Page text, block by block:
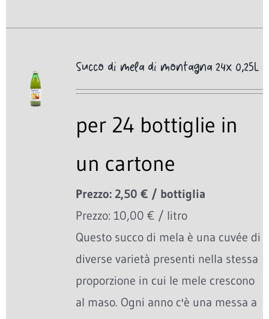
Succo di mela di montagna 24x 0,25L
per 24 bottiglie in
un cartone
Prezzo: 2,50 € / bottiglia
Prezzo: 10,00 € / litro
Questo succo di mela è una cuvée di
diverse varietà presenti nella stessa
proporzione in cui le mele crescono
al maso. Ogni anno c'è una messa a